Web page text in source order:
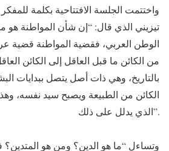
واختتمت الجلسة الافتتاحية بكلمة
تيزيني الذي قال: “إن شأن المواطنة هو
الوطن العربي، فقضية المواطنة قضية
من الكائن ما قبل العاقل إلى الكائن
بالتاريخ، وهي ذات أصل يتصل ببدايات
الكائن من الطبيعة ويصبح سيد نفسه،
الذي يدلل على ذلك”.
وتساءل “ما هو الدين؟ ومن هو المتدين؟